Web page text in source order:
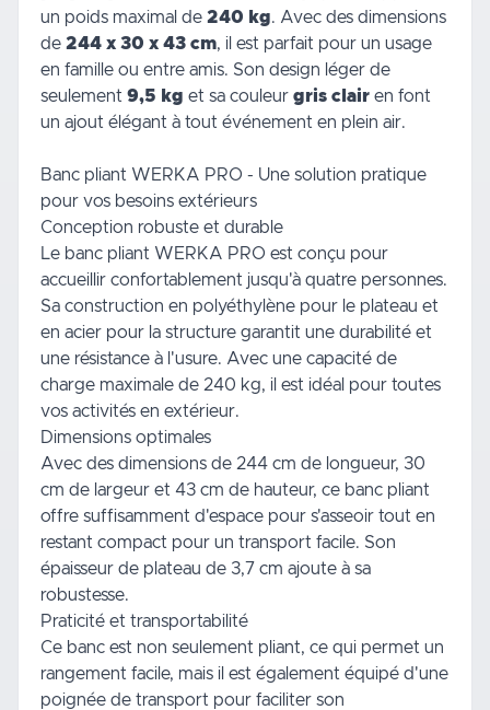
un poids maximal de 240 kg. Avec des dimensions
de 244 x 30 x 43 cm, il est parfait pour un usage
en famille ou entre amis. Son design léger de
seulement 9,5 kg et sa couleur gris clair en font
un ajout élégant à tout événement en plein air.
Banc pliant WERKA PRO - Une solution pratique
pour vos besoins extérieurs
Conception robuste et durable
Le banc pliant WERKA PRO est conçu pour
accueillir confortablement jusqu'à quatre personnes.
Sa construction en polyéthylène pour le plateau et
en acier pour la structure garantit une durabilité et
une résistance à l'usure. Avec une capacité de
charge maximale de 240 kg, il est idéal pour toutes
vos activités en extérieur.
Dimensions optimales
Avec des dimensions de 244 cm de longueur, 30
cm de largeur et 43 cm de hauteur, ce banc pliant
offre suffisamment d'espace pour s'asseoir tout en
restant compact pour un transport facile. Son
épaisseur de plateau de 3,7 cm ajoute à sa
robustesse.
Praticité et transportabilité
Ce banc est non seulement pliant, ce qui permet un
rangement facile, mais il est également équipé d'une
poignée de transport pour faciliter son